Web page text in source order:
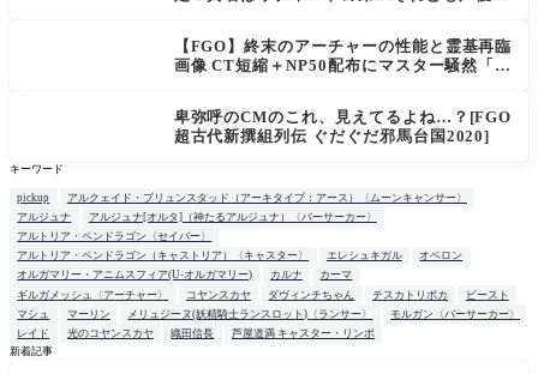
【FGO】終末のアーチャーの性能と霊基再臨
画像 CT短縮＋NP50配布にマスター騒然「普
卑弥呼のCMのこれ、見えてるよね…？[FGO
超古代新撰組列伝 ぐだぐだ邪馬台国2020]
キーワード
pickup
アルクェイド・ブリュンスタッド（アーキタイプ：アース）〈ムーンキャンサー〉
アルジュナ
アルジュナ[オルタ]（神たるアルジュナ）〈バーサーカー〉
アルトリア・ペンドラゴン〈セイバー〉
アルトリア・ペンドラゴン（キャストリア）〈キャスター〉
エレシュキガル
オベロン
オルガマリー・アニムスフィア(U-オルガマリー)
カルナ
カーマ
ギルガメッシュ〈アーチャー〉
コヤンスカヤ ダヴィンチちゃん テスカトリポカ
ビースト
マシュ
マーリン メリュジーヌ(妖精騎士ランスロット)〈ランサー〉
モルガン〈バーサーカー〉
レイド
光のコヤンスカヤ 織田信長
芦屋道満 キャスター・リンボ
新着記事